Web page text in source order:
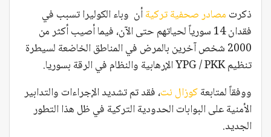
ذكرت مصادر صحفية تركيةأن وباء الكوليرا تسبب في
فقدان 14 سورياً لحياتهم حتى الآن، فيما أصيب أكثر من
2000 شخص آخرين بالمرض في المناطق الخاضعة لسيطرة
تنظيم YPG / PKK الإرهابية والنظام في الرقة بسوريا.
ووفقاً لمتابعةكوزال نت، فقد تم تشديد الإجراءات والتدابير
الأمنية على البوابات الحدودية التركية في ظل هذا التطور
الجديد.